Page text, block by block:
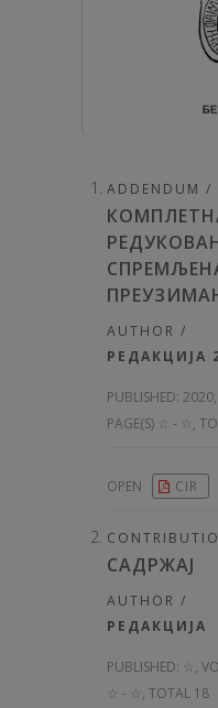
ADDENDUM /
AUTHOR /
РЕДАКЦИЈА
PUBLISHED:
PAGE(S) ☆ - ☆,
OPEN CIR
САДРЖАЈ
AUTHOR /
РЕДАКЦИЈА
PUBLISHED: ☆,
☆ - ☆, TOTAL 18